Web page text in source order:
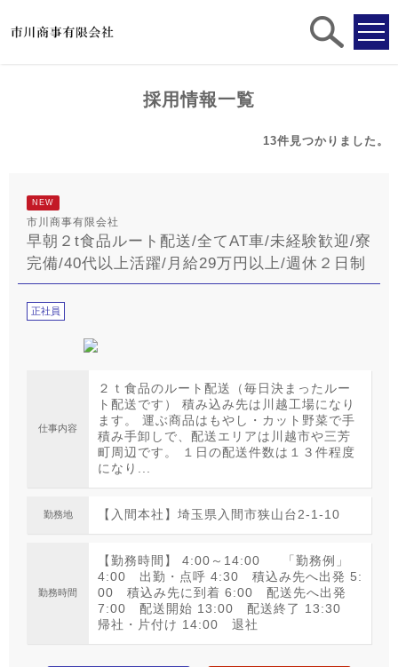
採用情報一覧
13件 見つかりました。
NEW
市川商事有限会社
早朝２t食品ルート配送/全てAT車/未経験歓迎/寮
完備/40代以上活躍/月給29万円以上/週休２日制
正社員
仕事内容
２ｔ食品のルート配送（毎日決まったルー
ト配送です） 積み込み先は川越工場になり
ます。 運ぶ商品はもやし・カット野菜で手
積み手卸しで、配送エリアは川越市や三芳
町周辺です。 １日の配送件数は１３件程度
になり...
勤務地 【入間本社】埼玉県入間市狭山台2-1-10
勤務時間
【勤務時間】 4:00～14:00 「勤務例」
4:00 出勤・点呼 4:30 積込み先へ出発 5:
00 積込み先に到着 6:00 配送先へ出発
7:00 配送開始 13:00 配送終了 13:30
帰社・片付け 14:00 退社